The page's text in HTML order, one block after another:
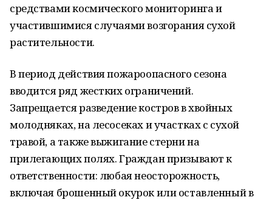
средствами космического мониторинга и
участившимися случаями возгорания сухой
растительности.
В период действия пожароопасного сезона
вводится ряд жестких ограничений.
Запрещается разведение костров в хвойных
молодняках, на лесосеках и участках с сухой
травой, а также выжигание стерни на
прилегающих полях. Граждан призывают к
ответственности: любая неосторожность,
включая брошенный окурок или оставленный в